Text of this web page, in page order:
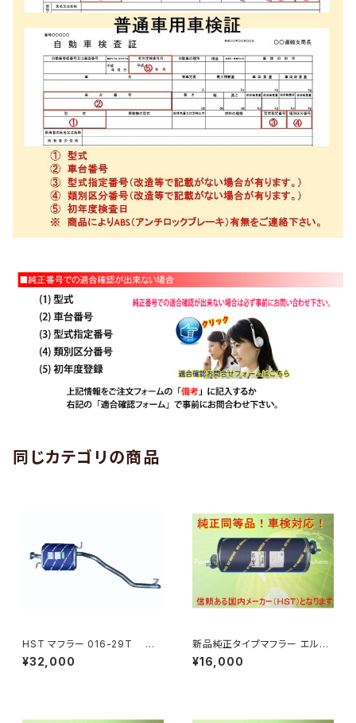
同じカテゴリの商品
HST マフラー 016-29T コ
モ JVR2E26 イスズ 本体オー
ルステンレス 車検対応 純正同
¥32,000
新品純正タイプマフラー エルフ
NKS66G NPR66L NPS66G
純正同等/車検対応 046-21
¥16,000